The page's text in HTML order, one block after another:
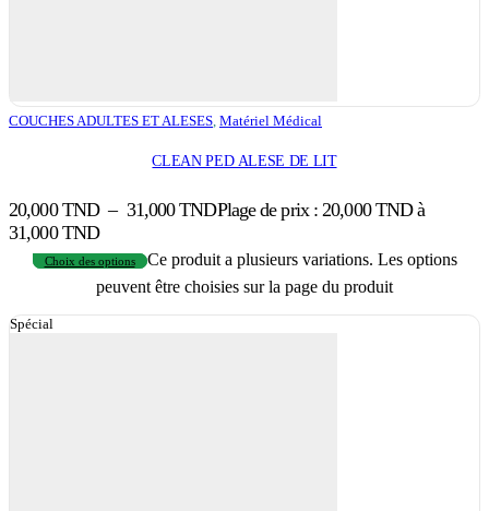
COUCHES ADULTES ET ALESES, Matériel Médical
CLEAN PED ALESE DE LIT
20,000TND – 31,000TNDPlage de prix : 20,000 TND à
31,000 TND
Choix des options
Ce produit a plusieurs variations. Les options
peuvent être choisies sur la page du produit
Spécial